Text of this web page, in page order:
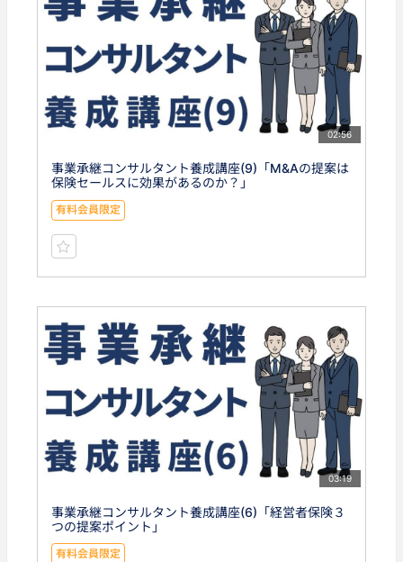
02:56
事業承継コンサルタント養成講座(9)「M&Aの提案は
保険セールスに効果があるのか？」
有料会員限定
03:19
事業承継コンサルタント養成講座(6)「経営者保険３
つの提案ポイント」
有料会員限定